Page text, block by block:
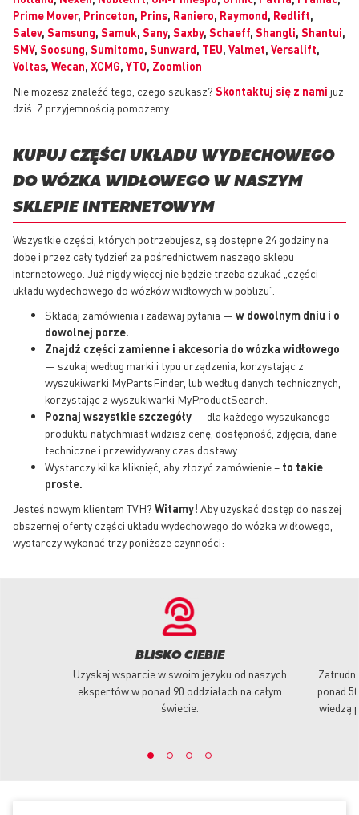
Prime Mover, Princeton, Prins, Raniero, Raymond, Redlift,
Salev, Samsung, Samuk, Sany, Saxby, Schaeff, Shangli, Shantui,
SMV, Soosung, Sumitomo, Sunward, TEU, Valmet, Versalift,
Voltas, Wecan, XCMG, YTO, Zoomlion
Nie możesz znaleźć tego, czego szukasz? Skontaktuj się z nami już
dziś. Z przyjemnością pomożemy.
KUPUJ CZĘŚCI UKŁADU WYDECHOWEGO
DO WÓZKA WIDŁOWEGO W NASZYM
SKLEPIE INTERNETOWYM
Wszystkie części, których potrzebujesz, są dostępne 24 godziny na
dobę i przez cały tydzień za pośrednictwem naszego sklepu
internetowego. Już nigdy więcej nie będzie trzeba szukać „części
układu wydechowego do wózków widłowych w pobliżu”.
Składaj zamówienia i zadawaj pytania — w dowolnym dniu i o
dowolnej porze.
Znajdź części zamienne i akcesoria do wózka widłowego
— szukaj według marki i typu urządzenia, korzystając z
wyszukiwarki MyPartsFinder, lub według danych technicznych,
korzystając z wyszukiwarki MyProductSearch.
Poznaj wszystkie szczegóły — dla każdego wyszukanego
produktu natychmiast widzisz cenę, dostępność, zdjęcia, dane
techniczne i przewidywany czas dostawy.
Wystarczy kilka kliknięć, aby złożyć zamówienie – to takie
proste.
Jesteś nowym klientem TVH? Witamy! Aby uzyskać dostęp do naszej
obszernej oferty części układu wydechowego do wózka widłowego,
wystarczy wykonać trzy poniższe czynności:
BLISKO CIEBIE
Uzyskaj wsparcie w swoim języku od naszych
ekspertów w ponad 90 oddziałach na całym
świecie.
ponad
wiedzą